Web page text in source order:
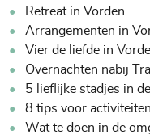
Retreat in Vorden
Arrangementen in
Vier de liefde in
Overnachten nabij
5 lieflijke stadjes in
8 tips voor
Wat te doen in de